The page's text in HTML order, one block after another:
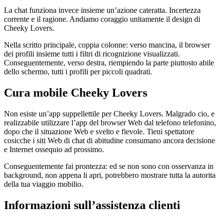
La chat funziona invece insieme un’azione cateratta. Incertezza
corrente e il ragione. Andiamo coraggio unitamente il design di
Cheeky Lovers.
Nella scritto principale, coppia colonne: verso mancina, il browser
dei profili insieme tutti i filtri di ricognizione visualizzati.
Conseguentemente, verso destra, riempiendo la parte piuttosto abile
dello schermo, tutti i profili per piccoli quadrati.
Cura mobile Cheeky Lovers
Non esiste un’app suppellettile per Cheeky Lovers. Malgrado cio, e
realizzabile utilizzare l’app del browser Web dal telefono telefonino,
dopo che il situazione Web e svelto e fievole. Tieni spettatore
cosicche i siti Web di chat di abitudine consumano ancora decisione
e Internet ossequio ad prossimo.
Conseguentemente fai prontezza: ed se non sono con osservanza in
background, non appena li apri, potrebbero mostrare tutta la autorita
della tua viaggio mobilio.
Informazioni sull’assistenza clienti